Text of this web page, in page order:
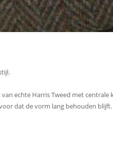
echte Harris Tweed met
dat de vorm lang behouden blijft.